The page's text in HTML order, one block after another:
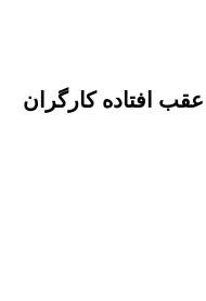
عقب افتاده کارگران